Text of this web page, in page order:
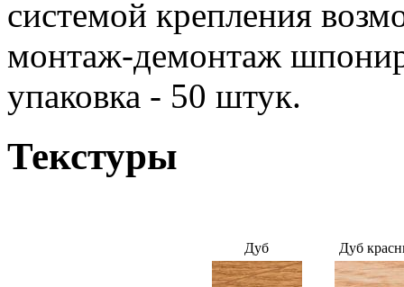
системой крепления
монтаж-демонтаж
упаковка - 50 штук.
Текстуры
Дуб Дуб